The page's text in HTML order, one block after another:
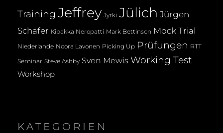
Training Jeffrey Jyrki Jülich Jürgen
Schäfer Kipakka Neropatti Mark Bettinson Mock Trial
Niederlande Noora Lavonen Picking Up Prüfungen RTT
Seminar Steve Ashby Sven Mewis Working Test
Workshop
KATEGORIEN